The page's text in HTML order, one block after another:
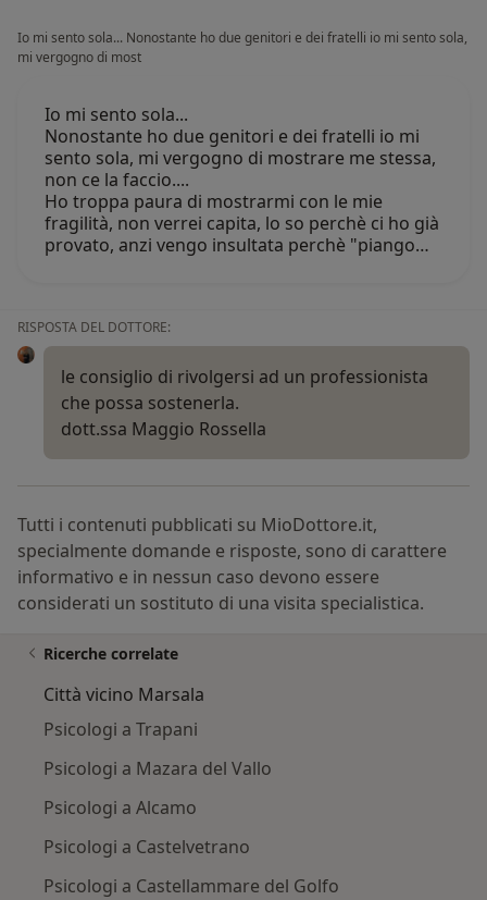
Io mi sento sola... Nonostante ho due genitori e dei fratelli io mi sento sola,
mi vergogno di most
Io mi sento sola...
Nonostante ho due genitori e dei fratelli io mi
sento sola, mi vergogno di mostrare me stessa,
non ce la faccio....
Ho troppa paura di mostrarmi con le mie
fragilità, non verrei capita, lo so perchè ci ho già
provato, anzi vengo insultata perchè "piango…
RISPOSTA DEL DOTTORE:
le consiglio di rivolgersi ad un professionista
che possa sostenerla.
dott.ssa Maggio Rossella
Tutti i contenuti pubblicati su MioDottore.it,
specialmente domande e risposte, sono di carattere
informativo e in nessun caso devono essere
considerati un sostituto di una visita specialistica.
Ricerche correlate
Città vicino Marsala
Psicologi a Trapani
Psicologi a Mazara del Vallo
Psicologi a Alcamo
Psicologi a Castelvetrano
Psicologi a Castellammare del Golfo